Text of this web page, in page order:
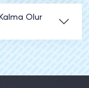
Olur